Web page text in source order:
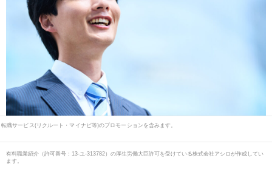
転職サービス(リクルート・マイナビ等)のプロモーションを含みます。
有料職業紹介（許可番号：13-ユ-313782）の厚生労働大臣許可を受けている株式会社アシロが作成してい
ます。